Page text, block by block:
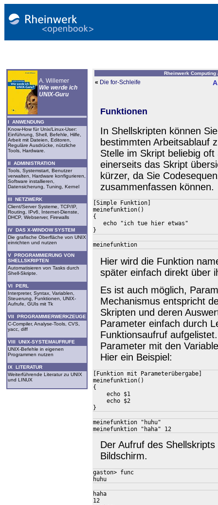
A. Willemer
Wie werde ich
UNIX-Guru
I ANWENDUNG
Know-How für Unix/Linux-User:
Einführung, Shell, Befehle, Hilfe,
Arbeit mit Dateien, Editoren,
Reguläre Ausdrücke, nützliche
Tools, Hardware.
II ADMINISTRATION
Tools, Systemstart, Benutzer
verwalten, Hardware konfigurieren,
Software installieren,
Datensicherung, Tuning, Kernel
III NETZWERK
Client/Server Systeme, TCP/IP,
Routing, IPv6, Internet-Dienste,
DHCP, Webserver, Firewalls
IV DAS X-WINDOW SYSTEM
Die grafische Oberfläche von UNIX
einrichten und nutzen
V PROGRAMMIERUNG VON
SHELLSKRIPTEN
Automatisieren von Tasks durch
Shell-Skripte.
VI PERL
Interpreter, Syntax, Variablen,
Steuerung, Funktionen, UNIX-
Aufrufe, GUIs mit Tk
VII PROGRAMMIERWERKZEUGE
C-Compiler, Analyse-Tools, CVS,
yacc, diff
VIII UNIX-SYSTEMAUFRUFE
UNIX-Befehle in eigenen
Programmen nutzen
IX LITERATUR
Weiterführende Literatur zu UNIX
und LINUX
Rheinwerk Computing
« Die for-Schleife
Funktionen
In Shellskripten können
bestimmten Arbeitsablauf
Stelle im Skript beliebig
einerseits das Skript
kürzer, da Sie
zusammenfassen können.
[Simple Funktion]
meinefunktion()
{
   echo "ich tue hier etwas"
Hier wird die Funktion
später einfach direkt über
Es ist auch möglich,
Mechanismus entspricht
Skripten und deren
Parameter einfach durch
Funktionsaufruf
Parameter mit den
Hier ein Beispiel:
[Funktion mit Parameterübergabe]
meinefunktion()
{
    echo $1
    echo $2
meinefunktion "huhu"
Der Aufruf des
Bildschirm.
gaston> func
haha
12